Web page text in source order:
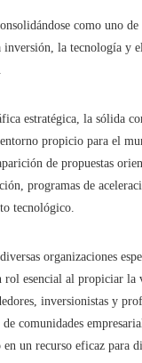
como uno de
inversión, la tecnología y
estratégica, la sólida
propicio para el
de propuestas
programas de
tecnológico.
organizaciones
rol esencial al propiciar la
inversionistas y
comunidades
en un recurso eficaz para